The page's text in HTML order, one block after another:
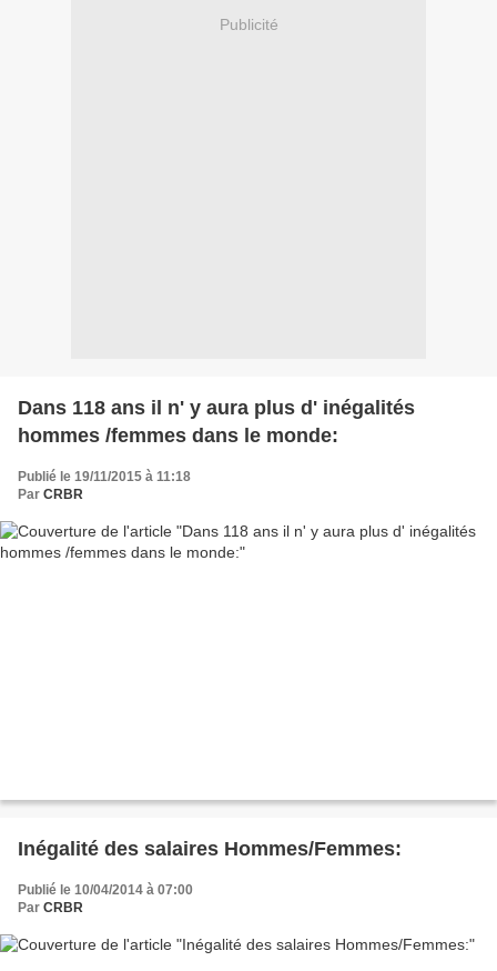
Publicité
Dans 118 ans il n' y aura plus d' inégalités
hommes /femmes dans le monde:
Publié le 19/11/2015 à 11:18
Par CRBR
Inégalité des salaires Hommes/Femmes:
Publié le 10/04/2014 à 07:00
Par CRBR